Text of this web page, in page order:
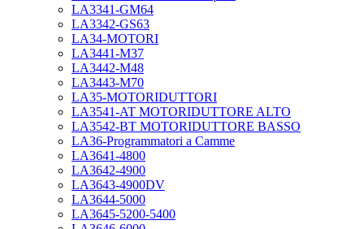
LA3341-GM64
LA3342-GS63
LA34-MOTORI
LA3441-M37
LA3442-M48
LA3443-M70
LA35-MOTORIDUTTORI
LA3541-AT MOTORIDUTTORE ALTO
LA3542-BT MOTORIDUTTORE BASSO
LA36-Programmatori a Camme
LA3641-4800
LA3642-4900
LA3643-4900DV
LA3644-5000
LA3645-5200-5400